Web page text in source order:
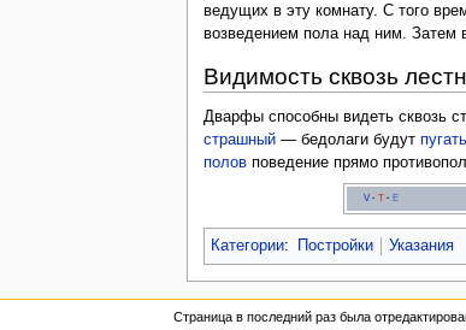
ведущих в эту комнату. С того
возведением пола над ним. Затем
Видимость сквозь
Дварфы способны видеть сквозь
страшный— бедолаги будут
половповедение прямо
V ·T · E
Категории: Постройки Указания
Страница в последний раз была